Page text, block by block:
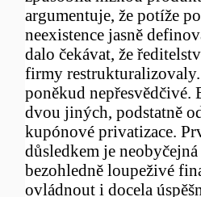
argumentuje, že potíže
neexistence jasně
dalo čekávat, že
firmy
poněkud
dvou jiných, podstatně
kupónové privatizace.
důsledkem je
bezohledně loupeživé
ovládnout i docela